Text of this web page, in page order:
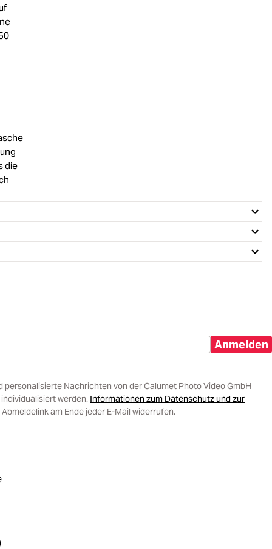
die
Anmelden
Nachrichten von der Calumet Photo Video GmbH
werden. Informationen zum Datenschutz und zur
am Ende jeder E-Mail widerrufen.